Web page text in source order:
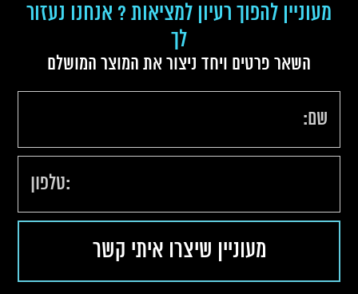
מעוניין להפוך רעיון למציאות ? אנחנו נעזור
לך
השאר פרטים ויחד ניצור את המוצר המושלם